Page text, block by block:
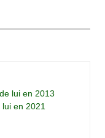
lui en 2013
lui en 2021